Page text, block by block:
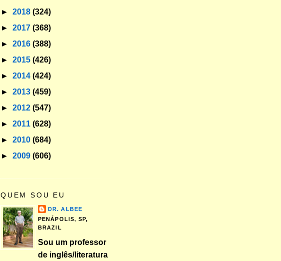
► 2018 (324)
► 2017 (368)
► 2016 (388)
► 2015 (426)
► 2014 (424)
► 2013 (459)
► 2012 (547)
► 2011 (628)
► 2010 (684)
► 2009 (606)
QUEM SOU EU
DR. ALBEE
PENÁPOLIS, SP,
BRAZIL
Sou um professor
de inglês/literatura